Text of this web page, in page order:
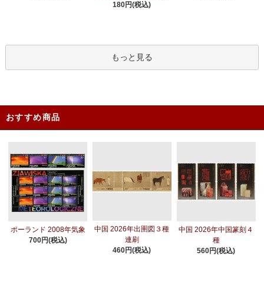
180円(税込)
もっと見る
おすすめ商品
ポーランド 2008年気象
700円(税込)
中国 2026年出圉図３種
連刷
460円(税込)
中国 2026年中国篆刻４
種
560円(税込)